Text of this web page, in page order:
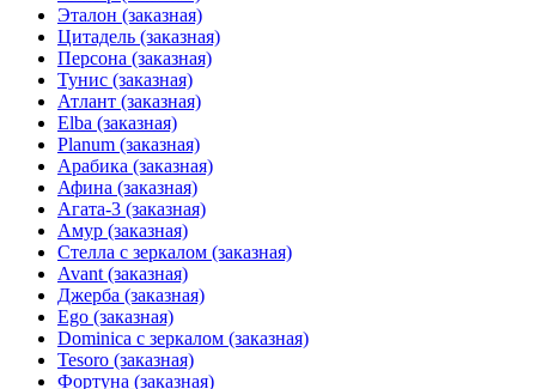
Эталон (заказная)
Цитадель (заказная)
Персона (заказная)
Тунис (заказная)
Атлант (заказная)
Elba (заказная)
Planum (заказная)
Арабика (заказная)
Афина (заказная)
Агата-3 (заказная)
Амур (заказная)
Стелла с зеркалом (заказная)
Avant (заказная)
Джерба (заказная)
Ego (заказная)
Dominica с зеркалом (заказная)
Tesoro (заказная)
Фортуна (заказная)